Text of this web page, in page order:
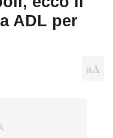
ADL per